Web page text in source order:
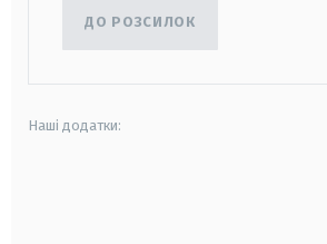
ДО РОЗСИЛОК
Наші додатки: